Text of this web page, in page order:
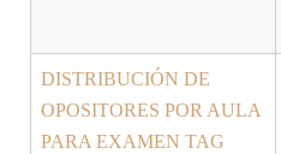
DISTRIBUCIÓN DE
OPOSITORES POR AULA
PARA EXAMEN TAG